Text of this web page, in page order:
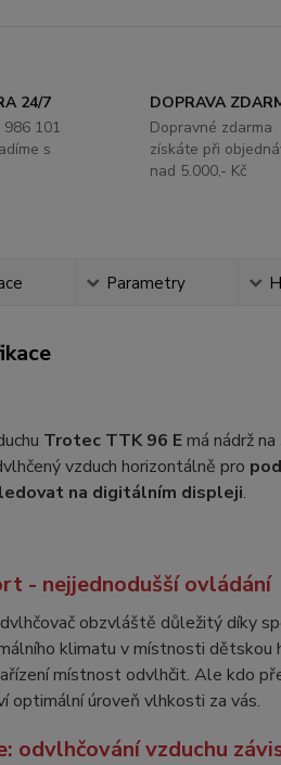
24/7
101
s
DOPRAVA
Dopravné zdarma
získáte při
nad 5.000,- Kč
Parametry
Trotec TTK 96 Emá nádrž
vzduch horizontálně pro
na digitálním displeji.
- nejjednodušší ovládání
obzvláště důležitý díky
klimatu v místnosti
místnost odvlhčit. Ale kdo
optimální úroveň vlhkosti za vás.
odvlhčování vzduchu